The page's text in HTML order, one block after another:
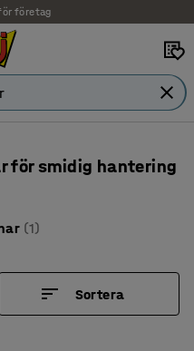
företag
för smidig hantering
(1)
Sortera